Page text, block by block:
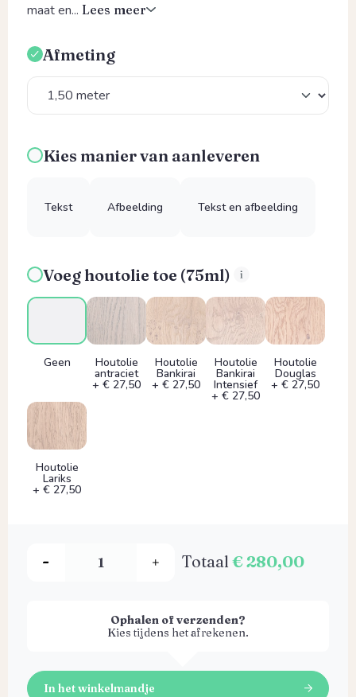
maat en... Lees meer
Selecteer
Afmeting
Kies manier van aanleveren
Tekst Afbeelding Tekst en afbeelding
Voeg houtolie toe (75ml)
Geen Houtolie
antraciet
+ € 27,50
Houtolie
Bankirai
+ € 27,50
Houtolie
Bankirai
Intensief
+ € 27,50
Houtolie
Douglas
+ € 27,50
Houtolie
Lariks
+ € 27,50
Totaal € 280,00
Ophalen of verzenden?
Kies tijdens het afrekenen.
In het winkelmandje